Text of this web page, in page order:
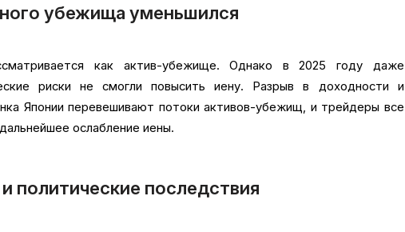
убежища уменьшился
как актив-убежище. Однако в 2025 году даже
риски не смогли повысить иену. Разрыв в доходности и
Японии перевешивают потоки активов-убежищ, и трейдеры все
ослабление иены.
политические последствия